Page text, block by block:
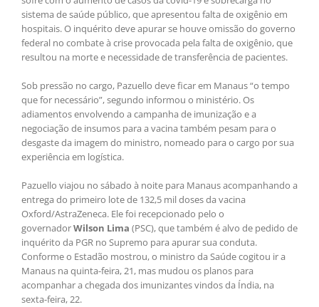
sistema de saúde público, que apresentou falta de oxigênio em
hospitais. O inquérito deve apurar se houve omissão do governo
federal no combate à crise provocada pela falta de oxigênio, que
resultou na morte e necessidade de transferência de pacientes.
Sob pressão no cargo, Pazuello deve ficar em Manaus “o tempo
que for necessário”, segundo informou o ministério. Os
adiamentos envolvendo a campanha de imunização e a
negociação de insumos para a vacina também pesam para o
desgaste da imagem do ministro, nomeado para o cargo por sua
experiência em logística.
Pazuello viajou no sábado à noite para Manaus acompanhando a
entrega do primeiro lote de 132,5 mil doses da vacina
Oxford/AstraZeneca. Ele foi recepcionado pelo o
governadorWilson Lima (PSC), que também é alvo de pedido de
inquérito da PGR no Supremo para apurar sua conduta.
Conforme o Estadão mostrou, o ministro da Saúde cogitou ir a
Manaus na quinta-feira, 21, mas mudou os planos para
acompanhar a chegada dos imunizantes vindos da Índia, na
sexta-feira, 22.